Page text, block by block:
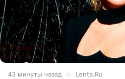
43 минуты назад Lenta.Ru